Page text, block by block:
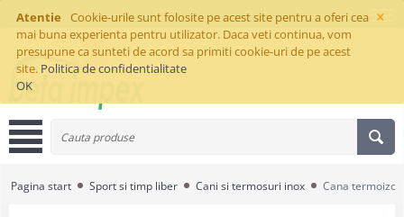
×
Atentie
Cookie-urile sunt folosite pe acest site pentru a oferi cea
mai buna experienta pentru utilizator. Daca veti continua, vom
presupune ca sunteti de acord sa primiti cookie-uri de pe acest
site. Politica de confidentialitate
OK
Pagina start Sport si timp liber Cani si termosuri inox Cana